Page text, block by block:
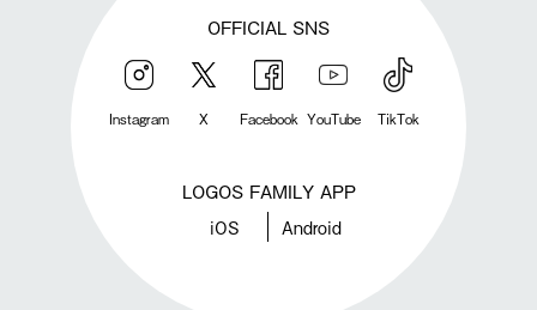
OFFICIAL SNS
Instagram X Facebook YouTube TikTok
LOGOS FAMILY APP
iOS Android